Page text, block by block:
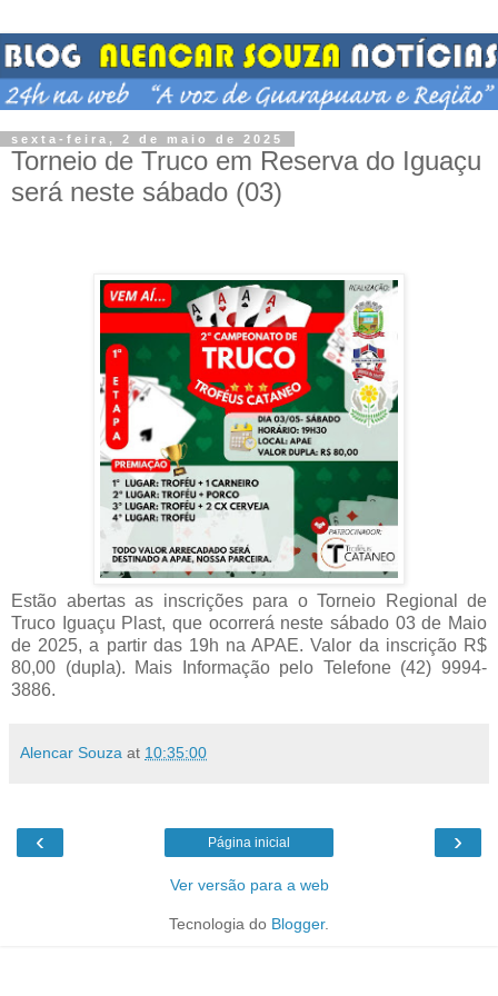
sexta-feira, 2 de maio de 2025
Torneio de Truco em Reserva do Iguaçu
será neste sábado (03)
Estão abertas as inscrições para o Torneio Regional de
Truco Iguaçu Plast, que ocorrerá neste sábado 03 de Maio
de 2025, a partir das 19h na APAE. Valor da inscrição R$
80,00 (dupla). Mais Informação pelo Telefone (42) 9994-
3886.
Alencar Souza at 10:35:00
‹ ›
Página inicial
Ver versão para a web
Tecnologia do Blogger.